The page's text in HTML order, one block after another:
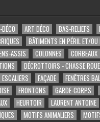
ART DÉCO BAS-RELIEFS
BÂTIMENTS EN PÉRIL ET/OU
ASSIS COLONNES CORBEAUX
DÉCROTTOIRS - CHASSE
ESCALIERS FAÇADE
FENÊTRES
FRONTONS GARDE-CORPS
HEURTOIR LAURENT ANTOINE
MOTIFS ANIMALIERS